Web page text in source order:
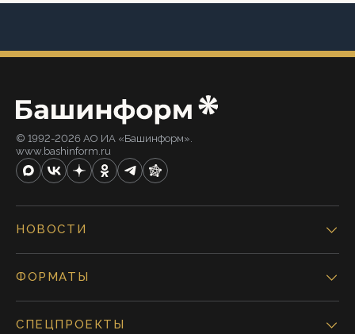
© 1992-2026 АО ИА «Башинформ».
www.bashinform.ru
НОВОСТИ
ФОРМАТЫ
СПЕЦПРОЕКТЫ